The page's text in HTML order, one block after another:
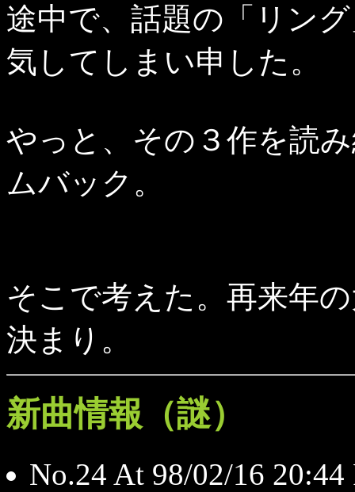
途中で、話題の「リン
気してしまい申した。
やっと、その３作を読
ムバック。
そこで考えた。再来年
決まり。
新曲情報（謎）
No.24 At 98/02/16